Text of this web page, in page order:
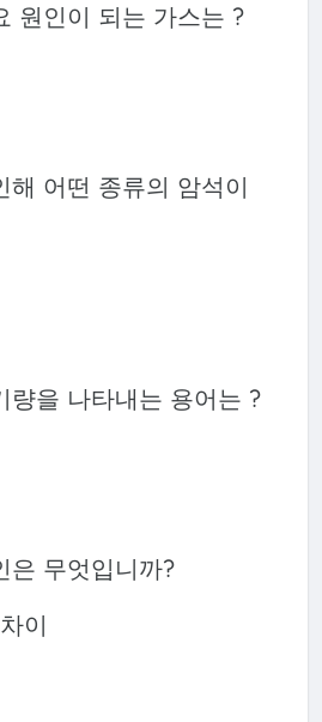
원인이 되는 가스는 ?
해 어떤 종류의 암석이
량을 나타내는 용어는 ?
은 무엇입니까?
이